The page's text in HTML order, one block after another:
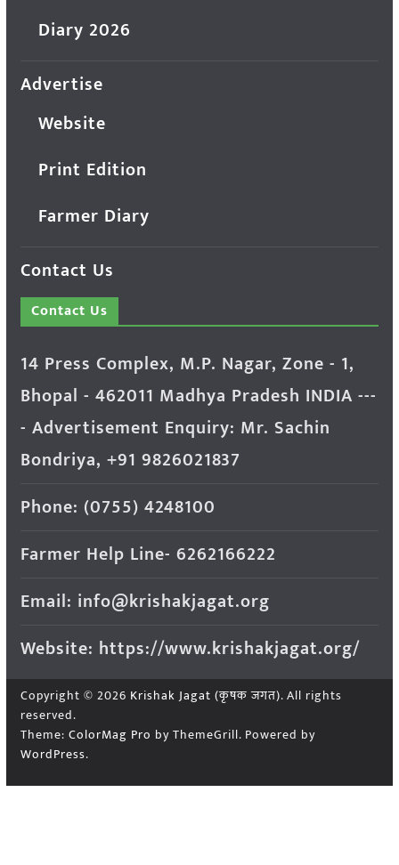
Diary 2026
Advertise
Website
Print Edition
Farmer Diary
Contact Us
Contact Us
14 Press Complex, M.P. Nagar, Zone - 1,
Bhopal - 462011 Madhya Pradesh INDIA ---
- Advertisement Enquiry: Mr. Sachin
Bondriya, +91 9826021837
Phone: (0755) 4248100
Farmer Help Line- 6262166222
Email: info@krishakjagat.org
Website: https://www.krishakjagat.org/
Copyright © 2026 Krishak Jagat (कृषक जगत). All rights
reserved.
Theme: ColorMag Pro by ThemeGrill. Powered by
WordPress.